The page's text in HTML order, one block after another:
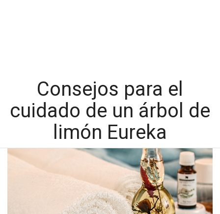
Consejos para el
cuidado de un árbol de
limón Eureka